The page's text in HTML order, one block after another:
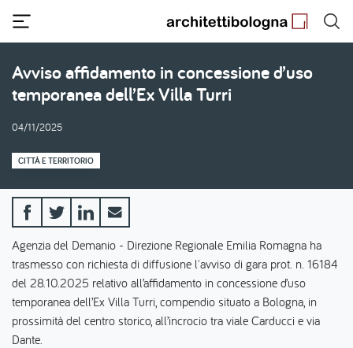
contenuto
principale
Avviso affidamento in concessione d’uso
temporanea dell’Ex Villa Turri
04/11/2025
CITTÀ E TERRITORIO
Agenzia del Demanio - Direzione Regionale Emilia Romagna ha
trasmesso con richiesta di diffusione l'avviso di gara prot. n. 16184
del 28.10.2025 relativo all’affidamento in concessione d’uso
temporanea dell’Ex Villa Turri, compendio situato a Bologna, in
prossimità del centro storico, all’incrocio tra viale Carducci e via
Dante.